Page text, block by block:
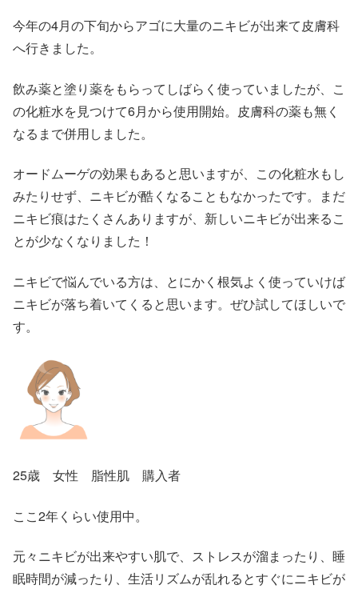
今年の4月の下旬からアゴに大量のニキビが出来て皮膚科
へ行きました。
飲み薬と塗り薬をもらってしばらく使っていましたが、こ
の化粧水を見つけて6月から使用開始。皮膚科の薬も無く
なるまで併用しました。
オードムーゲの効果もあると思いますが、この化粧水もし
みたりせず、ニキビが酷くなることもなかったです。まだ
ニキビ痕はたくさんありますが、新しいニキビが出来るこ
とが少なくなりました！
ニキビで悩んでいる方は、とにかく根気よく使っていけば
ニキビが落ち着いてくると思います。ぜひ試してほしいで
す。
25歳 女性 脂性肌 購入者
ここ2年くらい使用中。
元々ニキビが出来やすい肌で、ストレスが溜まったり、睡
眠時間が減ったり、生活リズムが乱れるとすぐにニキビが